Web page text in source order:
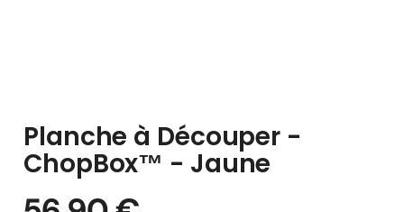
Planche à Découper -
ChopBox™ - Jaune